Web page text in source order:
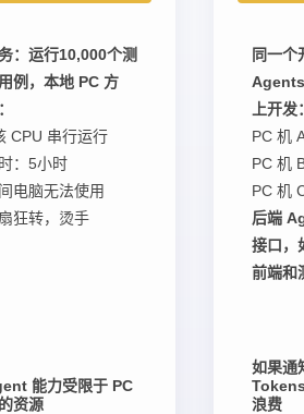
：运行10,000个测
例，本地 PC 方
CPU 串行运行
：5小时
电脑无法使用
狂转，烫手
能力受限于 PC
资源
同一个
上开发：
PC 机
PC 机
PC 机
后端
接口，
前端和
如果通
浪费